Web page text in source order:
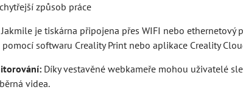
způsob práce
Jakmile je tiskárna připojena přes WIFI nebo
softwaru Creality Print nebo aplikace Creality
Díky vestavěné webkameře mohou uživatelé
videa.